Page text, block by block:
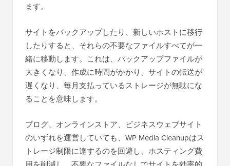
ます。
サイトをバックアップしたり、新しいホストに移行
したりすると、それらの不要なファイルすべてが一
緒に移動します。これは、バックアップファイルが
大きくなり、作成に時間がかかり、サイトの転送が
遅くなり、毎月支払っているストレージが無駄にな
ることを意味します。
ブログ、オンラインストア、ビジネスウェブサイト
のいずれを運営していても、WP Media Cleanupはス
トレージ制限に達するのを回避し、ホスティング費